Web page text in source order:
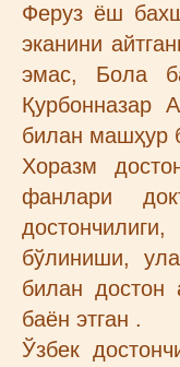
Феруз ёш
эканини
эмас, Бола
Қурбонназар
билан машҳур
Хоразм
фанлари
бўлиниши,
билан достон
баён этган .
Ўзбек